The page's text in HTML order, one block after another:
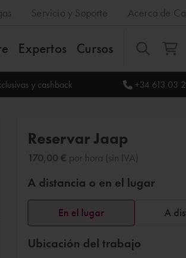
Servicio y Soporte Acerca de
Expertos Cursos Todos
y cashback +34 613 03
Reservar Jaap
170,00 € por hora (sin IVA)
A distancia o en el lugar
En el lugar A
Ubicación del trabajo